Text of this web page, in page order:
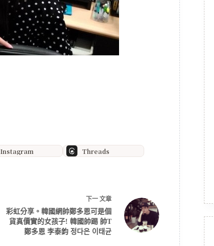
Instagram Threads
下一文章
彩虹分享。韓國網帥鄭多恩可是個
貨真價實的女孩子! 韓國帥踢 帥T
鄭多恩 李泰鈞 정다은 이태균